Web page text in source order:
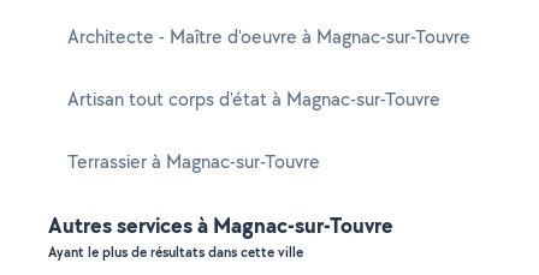
Architecte - Maître d'oeuvre à Magnac-sur-Touvre
Artisan tout corps d'état à Magnac-sur-Touvre
Terrassier à Magnac-sur-Touvre
Autres services à Magnac-sur-Touvre
Ayant le plus de résultats dans cette ville